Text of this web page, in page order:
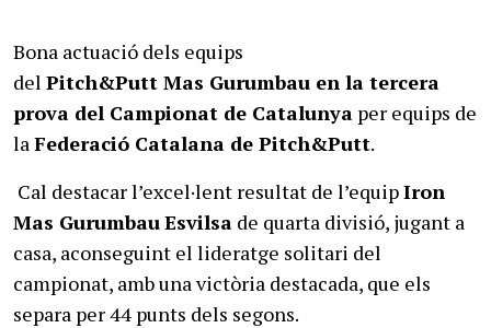
Bona actuació dels equips
del Pitch&Putt Mas Gurumbau en la tercera
prova del Campionat de Catalunya per equips de
la Federació Catalana de Pitch&Putt.
Cal destacar l’excel·lent resultat de l’equipIron
Mas GurumbauEsvilsa de quarta divisió, jugant a
casa, aconseguint el lideratge solitari del
campionat, amb una victòria destacada, que els
separa per 44 punts dels segons.